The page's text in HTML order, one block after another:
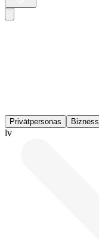
Privātpersonas Bizness
lv